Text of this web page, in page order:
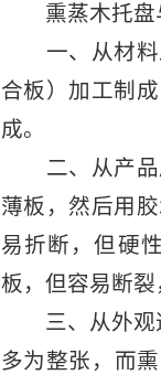
熏蒸木托盘
一、从材料
合板）加工制
成。
二、从产品
薄板，然后用
易折断，但硬
板，但容易断裂
三、从外观造
多为整张，而